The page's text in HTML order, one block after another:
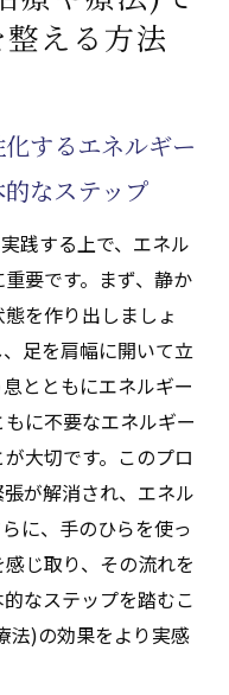
療法)の動きを通じ
化するエネルギ
療や療法)のやり
療法)による心身リ
功治療(天啓気功治
る気功治療(天啓気
単な気功治療(天啓
ン
の気功治療(天啓気
作
える方法
するエネルギー
なステップ
践する上で、エネル
要です。まず、静か
を作り出しましょ
足を肩幅に開いて立
とともにエネルギー
に不要なエネルギー
大切です。このプロ
が解消され、エネル
に、手のひらを使っ
じ取り、その流れを
なステップを踏むこ
法)の効果をより実感